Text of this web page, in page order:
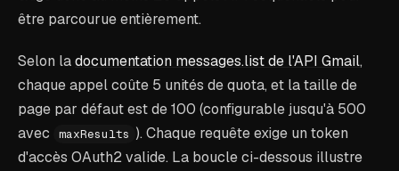
être parcourue entièrement.
Selon ladocumentation messages.list de l'API Gmail,
chaque appel coûte 5 unités de quota, et la taille de
page par défaut est de 100 (configurable jusqu'à 500
avec
maxResults ). Chaque requête exige un token
d'accès OAuth2 valide. La boucle ci-dessous illustre